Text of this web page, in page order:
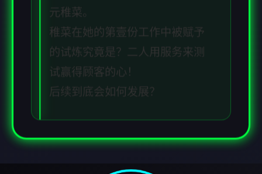
元稚菜。
稚菜在她的第壹份工作中被赋予
的试炼究竟是？二人用服务来测
试赢得顾客的心！
后续到底会如何发展？